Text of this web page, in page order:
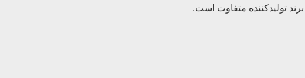
تولیدکننده متفاوت است.